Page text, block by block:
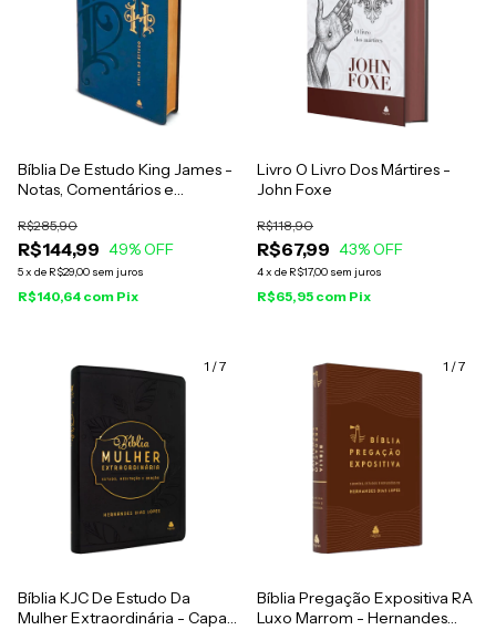
Bíblia De Estudo King James -
Notas, Comentários e
Willmington
R$144,99
R$285,90
49% OFF
5x de R$29,00 sem juros
R$140,64 com Pix
Livro O Livro Dos Mártires -
John Foxe
R$67,99
R$118,90
43% OFF
4x de R$17,00 sem juros
R$65,95 com Pix
1 /7
Bíblia KJC De Estudo Da
Mulher Extraordinária - Capa
1 /7
Bíblia Pregação Expositiva RA
Luxo Marrom - Hernandes